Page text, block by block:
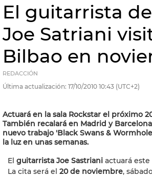
El guitarrista
Joe Satriani
Bilbao en
REDACCIÓN
Última actualización: 17/10/2010 10:43 (UTC+2)
Actuará en la sala Rockstar el próximo
También recalará en Madrid y
nuevo trabajo 'Black Swans &
la luz en unas semanas.
El guitarrista Joe Sastriani actuará
La cita será el 20 de noviembre,